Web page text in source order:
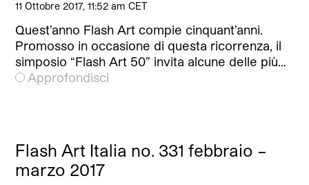
11 Ottobre 2017, 11:52 am CET
Quest’anno Flash Art compie cinquant’anni.
Promosso in occasione di questa ricorrenza, il
simposio “Flash Art 50” invita alcune delle più…
Approfondisci
Flash Art Italia no. 331 febbraio –
marzo 2017